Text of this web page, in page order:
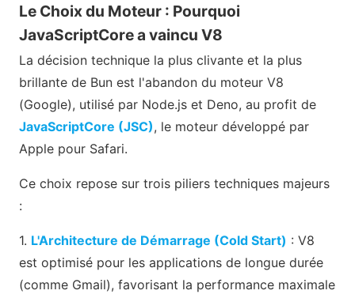
Le Choix du Moteur : Pourquoi
JavaScriptCore a vaincu V8
La décision technique la plus clivante et la plus
brillante de Bun est l'abandon du moteur V8
(Google), utilisé par Node.js et Deno, au profit de
JavaScriptCore (JSC), le moteur développé par
Apple pour Safari.
Ce choix repose sur trois piliers techniques majeurs
:
1. L'Architecture de Démarrage (Cold Start) : V8
est optimisé pour les applications de longue durée
(comme Gmail), favorisant la performance maximale